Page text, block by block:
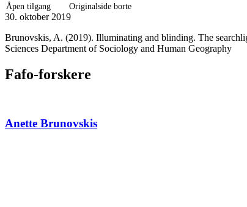
Åpen tilgang Originalside borte
30. oktober 2019
Brunovskis, A. (2019). Illuminating and blinding. The
Sciences Department of Sociology and Human Geography
Fafo-forskere
Anette Brunovskis